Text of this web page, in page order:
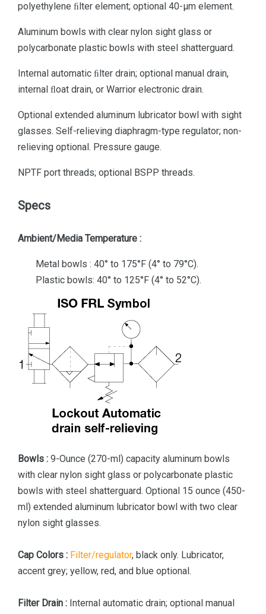
polyethylene ﬁlter element; optional 40-µm element.
Aluminum bowls with clear nylon sight glass or
polycarbonate plastic bowls with steel shatterguard.
Internal automatic ﬁlter drain; optional manual drain,
internal ﬂoat drain, or Warrior electronic drain.
Optional extended aluminum lubricator bowl with sight
glasses. Self-relieving diaphragm-type regulator; non-
relieving optional. Pressure gauge.
NPTF port threads; optional BSPP threads.
Specs
Ambient/Media Temperature :
Metal bowls : 40° to 175°F (4° to 79°C).
Plastic bowls: 40° to 125°F (4° to 52°C).
Bowls : 9-Ounce (270-ml) capacity aluminum bowls
with clear nylon sight glass or polycarbonate plastic
bowls with steel shatterguard. Optional 15 ounce (450-
ml) extended aluminum lubricator bowl with two clear
nylon sight glasses.
Cap Colors : Filter/regulator, black only. Lubricator,
accent grey; yellow, red, and blue optional.
Filter Drain : Internal automatic drain; optional manual